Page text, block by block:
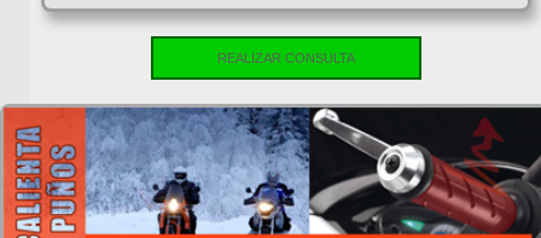
REALIZAR CONSULTA